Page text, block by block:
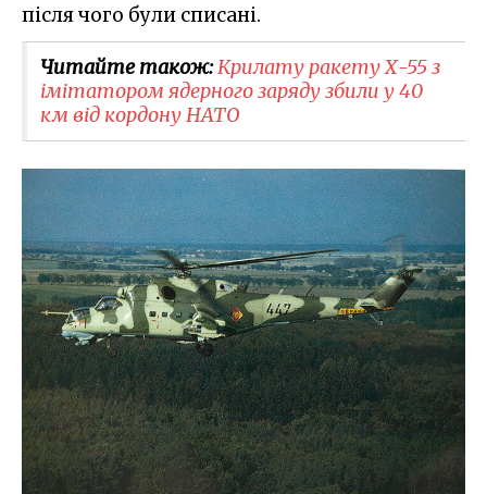
після чого були списані.
Читайте також:Крилату ракету Х-55 з
імітатором ядерного заряду збили у 40
км від кордону НАТО